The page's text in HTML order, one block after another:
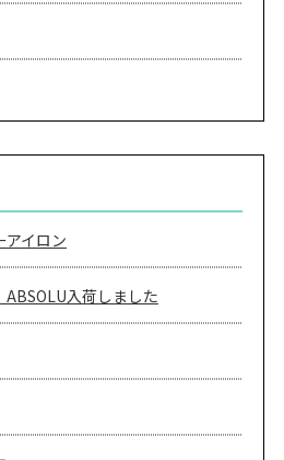
アイロン
入荷しました